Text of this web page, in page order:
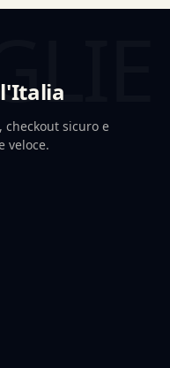
checkout sicuro e
veloce.